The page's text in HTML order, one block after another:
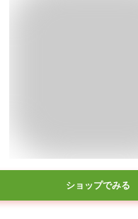
ショップでみる